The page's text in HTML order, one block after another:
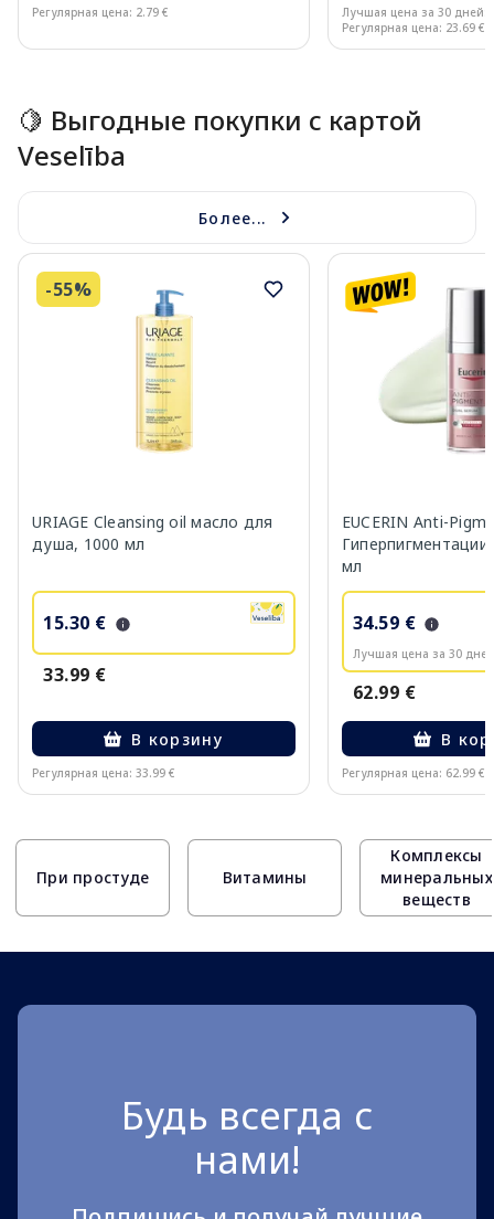
Регулярная цена: 2.79 € Лучшая цена за 30 дней:
Регулярная цена: 23.69 €
🍋 Выгодные покупки с картой
Veselība
Более...
-55%
URIAGE Cleansing oil масло для
душа, 1000 мл
15.30 €
33.99 €
В корзину
Регулярная цена: 33.99 €
EUCERIN Anti-
мл
34.59 €
Лучшая цена за 30
62.99 €
В
Регулярная цена: 62.99 €
При простуде Витамины
Комплексы
минеральных
веществ
Будь всегда с
нами!